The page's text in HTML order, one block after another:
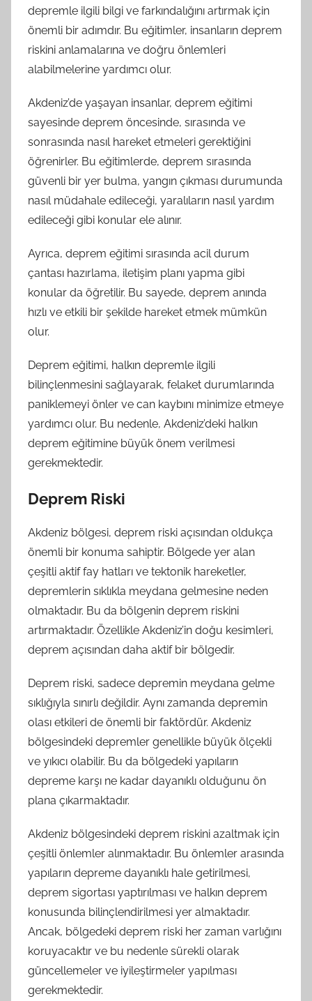
depremle ilgili bilgi ve farkındalığını artırmak için
önemli bir adımdır. Bu eğitimler, insanların deprem
riskini anlamalarına ve doğru önlemleri
alabilmelerine yardımcı olur.
Akdeniz’de yaşayan insanlar, deprem eğitimi
sayesinde deprem öncesinde, sırasında ve
sonrasında nasıl hareket etmeleri gerektiğini
öğrenirler. Bu eğitimlerde, deprem sırasında
güvenli bir yer bulma, yangın çıkması durumunda
nasıl müdahale edileceği, yaralıların nasıl yardım
edileceği gibi konular ele alınır.
Ayrıca, deprem eğitimi sırasında acil durum
çantası hazırlama, iletişim planı yapma gibi
konular da öğretilir. Bu sayede, deprem anında
hızlı ve etkili bir şekilde hareket etmek mümkün
olur.
Deprem eğitimi, halkın depremle ilgili
bilinçlenmesini sağlayarak, felaket durumlarında
paniklemeyi önler ve can kaybını minimize etmeye
yardımcı olur. Bu nedenle, Akdeniz’deki halkın
deprem eğitimine büyük önem verilmesi
gerekmektedir.
Deprem Riski
Akdeniz bölgesi, deprem riski açısından oldukça
önemli bir konuma sahiptir. Bölgede yer alan
çeşitli aktif fay hatları ve tektonik hareketler,
depremlerin sıklıkla meydana gelmesine neden
olmaktadır. Bu da bölgenin deprem riskini
artırmaktadır. Özellikle Akdeniz’in doğu kesimleri,
deprem açısından daha aktif bir bölgedir.
Deprem riski, sadece depremin meydana gelme
sıklığıyla sınırlı değildir. Aynı zamanda depremin
olası etkileri de önemli bir faktördür. Akdeniz
bölgesindeki depremler genellikle büyük ölçekli
ve yıkıcı olabilir. Bu da bölgedeki yapıların
depreme karşı ne kadar dayanıklı olduğunu ön
plana çıkarmaktadır.
Akdeniz bölgesindeki deprem riskini azaltmak için
çeşitli önlemler alınmaktadır. Bu önlemler arasında
yapıların depreme dayanıklı hale getirilmesi,
deprem sigortası yaptırılması ve halkın deprem
konusunda bilinçlendirilmesi yer almaktadır.
Ancak, bölgedeki deprem riski her zaman varlığını
koruyacaktır ve bu nedenle sürekli olarak
güncellemeler ve iyileştirmeler yapılması
gerekmektedir.